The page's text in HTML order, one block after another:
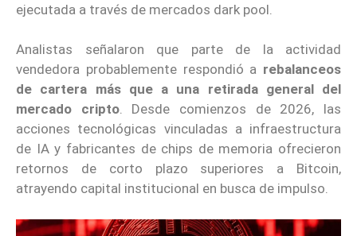
ejecutada a través de mercados dark pool.
Analistas señalaron que parte de la actividad
vendedora probablemente respondió a rebalanceos
de cartera más que a una retirada general del
mercado cripto. Desde comienzos de 2026, las
acciones tecnológicas vinculadas a infraestructura
de IA y fabricantes de chips de memoria ofrecieron
retornos de corto plazo superiores a Bitcoin,
atrayendo capital institucional en busca de impulso.